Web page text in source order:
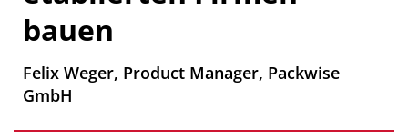
bauen
Felix Weger, Product Manager, Packwise
GmbH